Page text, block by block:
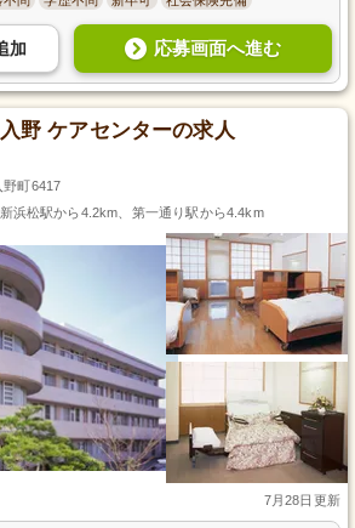
加 応募画面へ進む
野 ケアセンターの求人
野町6417
浜松駅から4.2km、第一通り駅から4.4km
7月28日更新